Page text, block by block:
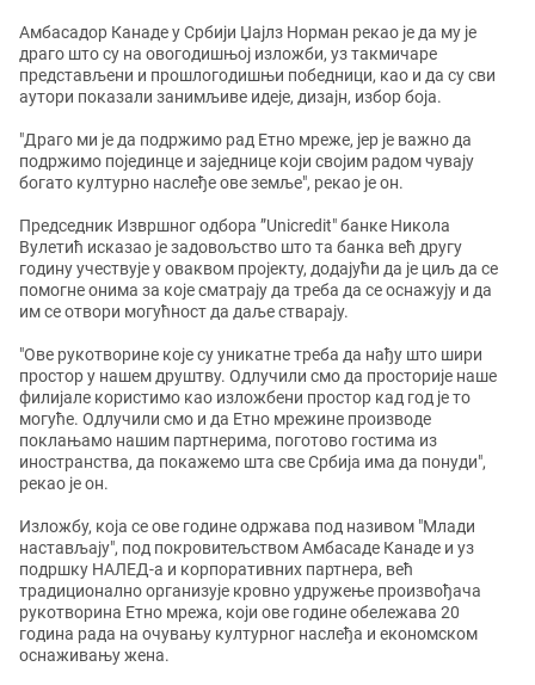
Амбасадор Канаде у Србији Џајлз Норман рекао је да му је
драго што су на овогодишњој изложби, уз такмичаре
представљени и прошлогодишњи победници, као и да су сви
аутори показали занимљиве идеје, дизајн, избор боја.
"Драго ми је да подржимо рад Етно мреже, јер је важно да
подржимо појединце и заједнице који својим радом чувају
богато културно наслеђе ове земље", рекао је он.
Председник Извршног одбора ”Unicredit" банке Никола
Вулетић исказао је задовољство што та банка већ другу
годину учествује у оваквом пројекту, додајући да је циљ да се
помогне онима за које сматрају да треба да се оснажују и да
им се отвори могућност да даље стварају.
"Ове рукотворине које су уникатне треба да нађу што шири
простор у нашем друштву. Одлучили смо да просторије наше
филијале користимо као изложбени простор кад год је то
могуће. Одлучили смо и да Етно мрежине производе
поклањамо нашим партнерима, поготово гостима из
иностранства, да покажемо шта све Србија има да понуди",
рекао је он.
Изложбу, која се ове године одржава под називом "Млади
настављају", под покровитељством Амбасаде Канаде и уз
подршку НАЛЕД-а и корпоративних партнера, већ
традиционално организује кровно удружење произвођача
рукотворина Етно мрежа, који ове године обележава 20
година рада на очувању културног наслеђа и економском
оснаживању жена.